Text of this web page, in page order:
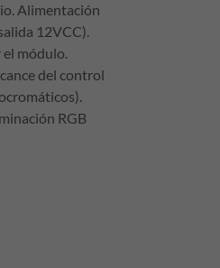
Alimentación
12VCC).
módulo.
del control
RGB